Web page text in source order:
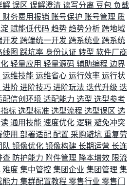
解 误区 误解澄清 读写分离 豆包 负载
财务费用报销 账号保护 账号管理 质
赋能低代码 趋势 趋势分析 跨地域
开发 跨端统一开发 跨系统业 跨系统
线图 踩坑率 身份认证 转型 软件厂商
轻量应用 轻量源码 辅助编程 边界
运维技能 运维省心 运行效率 运行状
进阶 进阶技巧 进阶玩法 迭代升级 迭
配信创环境 适配能力 选型 选型参考
标 选型标准 选型流程 选型误区 选
通用技能 速度优化 逻辑 避免冲突
使用 部署适配 配置 采购避坑 重复劳
队 镜像优化 镜像构建 长期运营 长连
查 防护能力 附件管理 降本增效 限流
难度 集中管控 集团企业 集团管理 集
能力 集群配置教程 零售行业 零售门